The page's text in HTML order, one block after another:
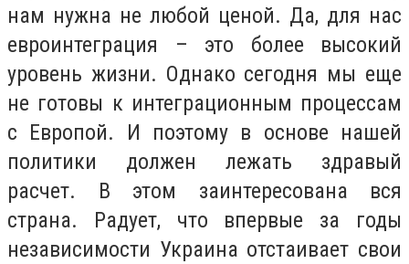
нам нужна не любой ценой. Да, для нас
евроинтеграция – это более высокий
уровень жизни. Однако сегодня мы еще
не готовы к интеграционным процессам
с Европой. И поэтому в основе нашей
политики должен лежать здравый
расчет. В этом заинтересована вся
страна. Радует, что впервые за годы
независимости Украина отстаивает свои